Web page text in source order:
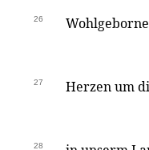
26
27 Herzen um
28